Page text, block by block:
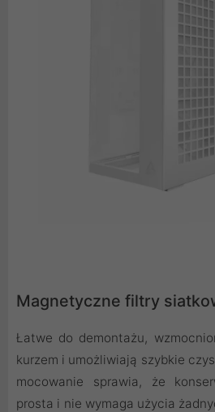
Magnetyczne filtry
Łatwe do demontażu,
kurzem i umożliwiają szybkie
mocowanie sprawia, że
prosta i nie wymaga użycia